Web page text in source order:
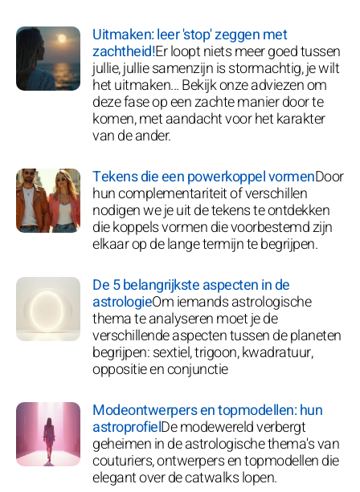
Uitmaken: leer 'stop' zeggen met
zachtheid!Er loopt niets meer goed tussen
jullie, jullie samenzijn is stormachtig, je wilt
het uitmaken... Bekijk onze adviezen om
deze fase op een zachte manier door te
komen, met aandacht voor het karakter
van de ander.
Tekens die een powerkoppel vormenDoor
hun complementariteit of verschillen
nodigen we je uit de tekens te ontdekken
die koppels vormen die voorbestemd zijn
elkaar op de lange termijn te begrijpen.
De 5 belangrijkste aspecten in de
astrologieOm iemands astrologische
thema te analyseren moet je de
verschillende aspecten tussen de planeten
begrijpen: sextiel, trigoon, kwadratuur,
oppositie en conjunctie
Modeontwerpers en topmodellen: hun
astroprofielDe modewereld verbergt
geheimen in de astrologische thema's van
couturiers, ontwerpers en topmodellen die
elegant over de catwalks lopen.